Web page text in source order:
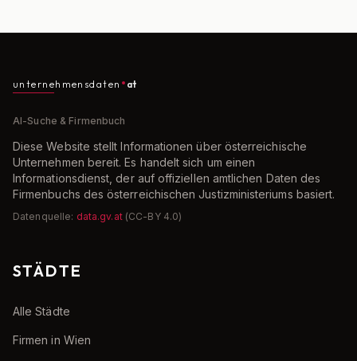
unternehmensdaten at
AI-Suche & Firmenbuch
Diese Website stellt Informationen über österreichische
Unternehmen bereit. Es handelt sich um einen
Informationsdienst, der auf offiziellen amtlichen Daten des
Firmenbuchs des österreichischen Justizministeriums basiert.
Datenquelle: data.gv.at (CC-BY 4.0)
STÄDTE
Alle Städte
Firmen in Wien